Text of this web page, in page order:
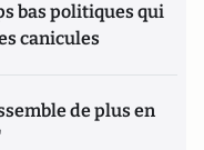
bas politiques qui
canicules
de plus en